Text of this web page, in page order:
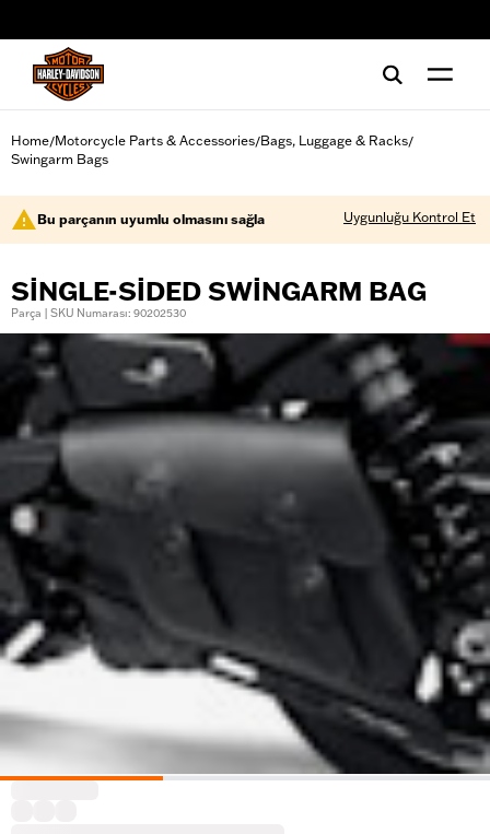
Home/Motorcycle Parts & Accessories/Bags, Luggage & Racks/
Swingarm Bags
Bu parçanın uyumlu olmasını sağla Uygunluğu Kontrol Et
SINGLE-SIDED SWINGARM BAG
Parça | SKU Numarası: 90202530